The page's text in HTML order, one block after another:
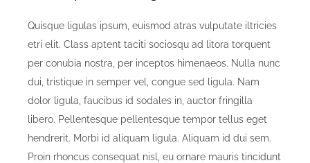
Quisque ligulas ipsum, euismod atras vulputate iltricies
etri elit. Class aptent taciti sociosqu ad litora torquent
per conubia nostra, per inceptos himenaeos. Nulla nunc
dui, tristique in semper vel, congue sed ligula. Nam
dolor ligula, faucibus id sodales in, auctor fringilla
libero. Pellentesque pellentesque tempor tellus eget
hendrerit. Morbi id aliquam ligula. Aliquam id dui sem.
Proin rhoncus consequat nisl, eu ornare mauris tincidunt